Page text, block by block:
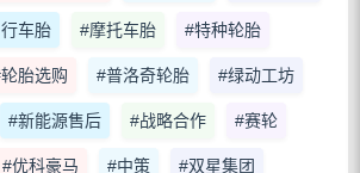
车胎 #摩托车胎 #特种轮胎
胎选购 #普洛奇轮胎 #绿动工坊
#新能源售后 #战略合作 #赛轮
#优科豪马 #中策 #双星集团